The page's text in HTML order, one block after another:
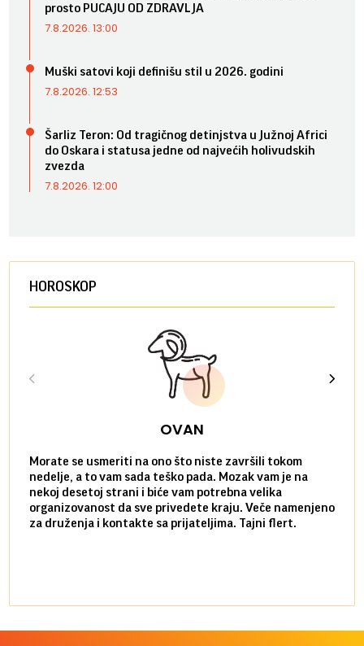
prosto PUCAJU OD ZDRAVLJA
7.8.2026. 13:00
Muški satovi koji definišu stil u 2026. godini
7.8.2026. 12:53
Šarliz Teron: Od tragičnog detinjstva u Južnoj Africi
do Oskara i statusa jedne od najvećih holivudskih
zvezda
7.8.2026. 12:00
HOROSKOP
OVAN
Morate se usmeriti na ono što niste završili tokom
nedelje, a to vam sada teško pada. Mozak vam je na
nekoj desetoj strani i biće vam potrebna velika
organizovanost da sve privedete kraju. Veče namenjeno
za druženja i kontakte sa prijateljima. Tajni flert.